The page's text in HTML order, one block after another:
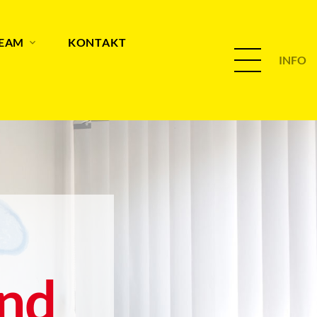
KONTAKT
INFO